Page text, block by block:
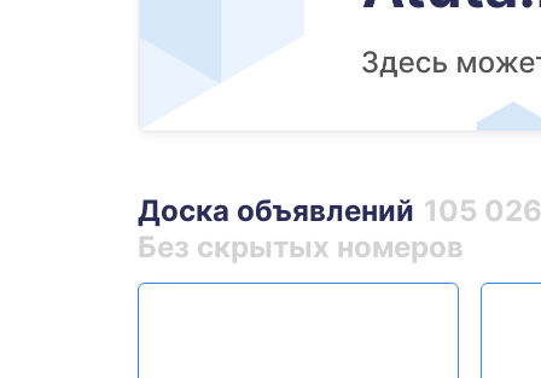
Доска объявлений 105 026
Без скрытых номеров